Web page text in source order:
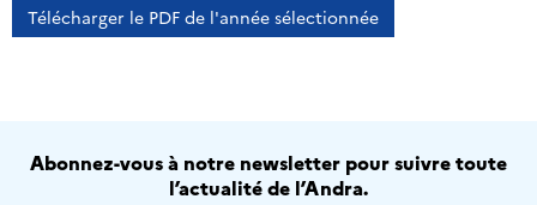
Télécharger le PDF de l'année sélectionnée
Abonnez-vous à notre newsletter pour suivre toute
l’actualité de l’Andra.